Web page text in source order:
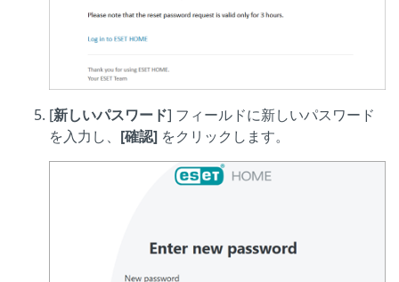
[新しいパスワード] フィールドに新しいパスワード
を入力し、 [確認] をクリックします。